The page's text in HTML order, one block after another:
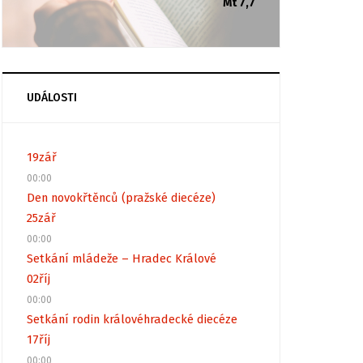
Mt 7,7
UDÁLOSTI
19zář
00:00
Den novokřtěnců (pražské diecéze)
25zář
00:00
Setkání mládeže – Hradec Králové
02říj
00:00
Setkání rodin královéhradecké diecéze
17říj
00:00